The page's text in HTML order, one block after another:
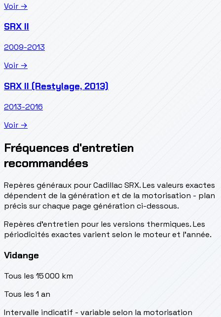
Voir →
SRX II
2009-2013
Voir →
SRX II (Restylage, 2013)
2013-2016
Voir →
Fréquences d'entretien
recommandées
Repères généraux pour Cadillac SRX. Les valeurs exactes
dépendent de la génération et de la motorisation - plan
précis sur chaque page génération ci-dessous.
Repères d’entretien pour les versions thermiques. Les
périodicités exactes varient selon le moteur et l’année.
Vidange
Tous les 15 000 km
Tous les 1 an
Intervalle indicatif - variable selon la motorisation